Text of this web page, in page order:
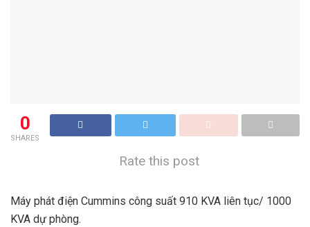
0
SHARES
Rate this post
Máy phát điện Cummins công suất 910 KVA liên tục/ 1000
KVA dự phòng.